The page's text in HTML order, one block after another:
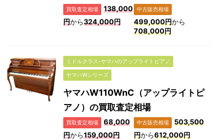
買取査定相場
138,000
円から324,000円
中古販売相場
499,000円から
708,000円
ミドルクラス-ヤマハのアップライトピアノ
ヤマハWシリーズ
ヤマハW110WnC（アップライトピ
アノ）の買取査定相場
買取査定相場
68,000
円から159,000円
中古販売相場
503,500
円から612,000円